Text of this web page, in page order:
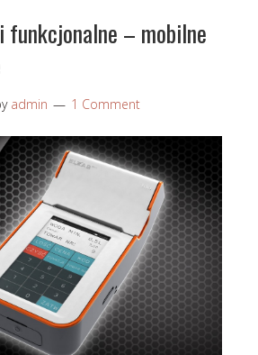
funkcjonalne – mobilne
admin 1 Comment